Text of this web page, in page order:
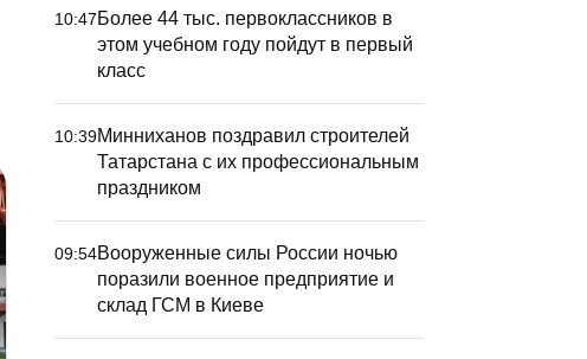
10:47Более 44 тыс. первоклассников в
этом учебном году пойдут в первый
класс
10:39Минниханов поздравил строителей
Татарстана с их профессиональным
праздником
09:54Вооруженные силы России ночью
поразили военное предприятие и
склад ГСМ в Киеве